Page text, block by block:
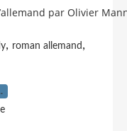
par Olivier
, roman allemand ,